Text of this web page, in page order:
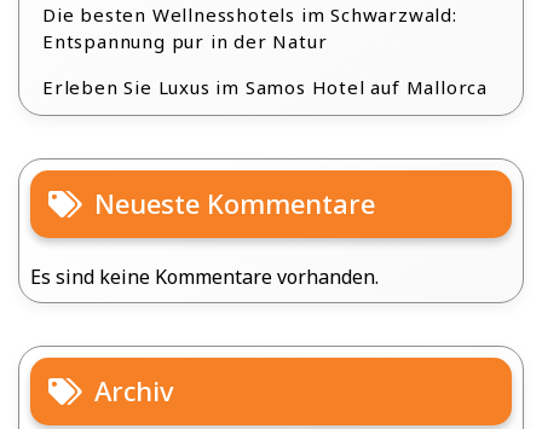
Die besten Wellnesshotels im Schwarzwald:
Entspannung pur in der Natur
Erleben Sie Luxus im Samos Hotel auf Mallorca
Neueste Kommentare
Es sind keine Kommentare vorhanden.
Archiv